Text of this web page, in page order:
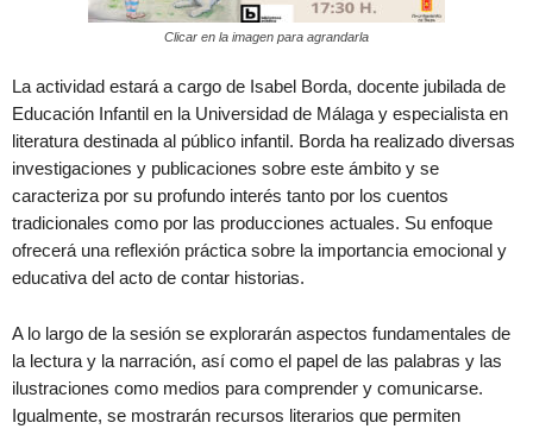
Clicar en la imagen para agrandarla
La actividad estará a cargo de Isabel Borda, docente jubilada de
Educación Infantil en la Universidad de Málaga y especialista en
literatura destinada al público infantil. Borda ha realizado diversas
investigaciones y publicaciones sobre este ámbito y se
caracteriza por su profundo interés tanto por los cuentos
tradicionales como por las producciones actuales. Su enfoque
ofrecerá una reflexión práctica sobre la importancia emocional y
educativa del acto de contar historias.
A lo largo de la sesión se explorarán aspectos fundamentales de
la lectura y la narración, así como el papel de las palabras y las
ilustraciones como medios para comprender y comunicarse.
Igualmente, se mostrarán recursos literarios que permiten